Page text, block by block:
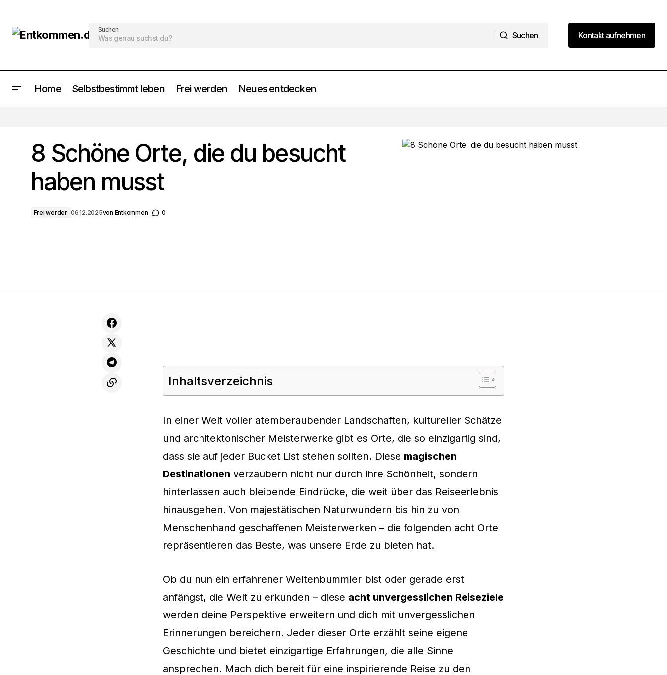
Suchen
Suchen
Kontakt aufnehmen
Kontakt aufnehmen
Home Selbstbestimmt leben Frei werden Neues entdecken
8 Schöne Orte, die du besucht
haben musst
Frei werden 06.12.2025von Entkommen 0
Inhaltsverzeichnis
In einer Welt voller atemberaubender Landschaften, kultureller Schätze
und architektonischer Meisterwerke gibt es Orte, die so einzigartig sind,
dass sie auf jeder Bucket List stehen sollten. Diese magischen
Destinationen verzaubern nicht nur durch ihre Schönheit, sondern
hinterlassen auch bleibende Eindrücke, die weit über das Reiseerlebnis
hinausgehen. Von majestätischen Naturwundern bis hin zu von
Menschenhand geschaffenen Meisterwerken – die folgenden acht Orte
repräsentieren das Beste, was unsere Erde zu bieten hat.
Ob du nun ein erfahrener Weltenbummler bist oder gerade erst
anfängst, die Welt zu erkunden – diese acht unvergesslichen Reiseziele
werden deine Perspektive erweitern und dich mit unvergesslichen
Erinnerungen bereichern. Jeder dieser Orte erzählt seine eigene
Geschichte und bietet einzigartige Erfahrungen, die alle Sinne
ansprechen. Mach dich bereit für eine inspirierende Reise zu den